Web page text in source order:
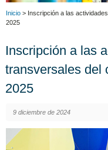
Inicio > Inscripción a las
2025
Inscripción a las
transversales del
2025
9 diciembre de 2024